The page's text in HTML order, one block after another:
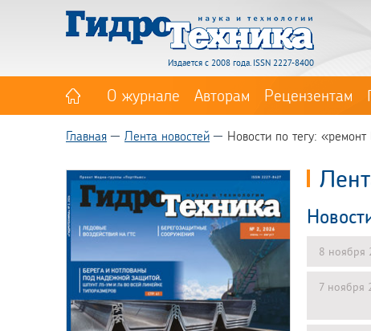
Издается с 2008 года. ISSN 2227-8400
О журнале Авторам Рецензентам
Главная Лента новостей Новости по тегу:
8 ноября
7 ноября